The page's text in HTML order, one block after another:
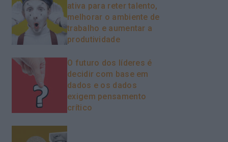
ativa para reter talento,
melhorar o ambiente de
trabalho e aumentar a
produtividade
O futuro dos líderes é
decidir com base em
dados e os dados
exigem pensamento
crítico